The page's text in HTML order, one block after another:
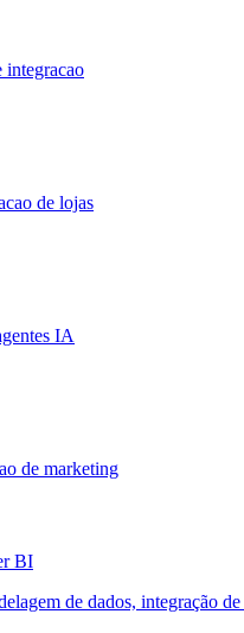
integracao
de lojas
IA
de marketing
BI
de dados, integração